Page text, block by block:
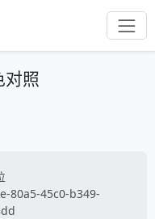
对照
80a5-45c0-b349-